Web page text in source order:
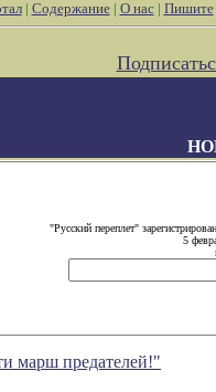
| Содержание| О нас| Пишите
"Русский переплет"
5
марш предателей!"